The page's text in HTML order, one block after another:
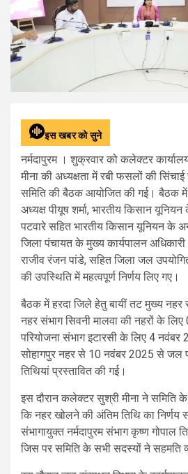
इस खबर को सुने
नर्मदापुरम । शुक्रवार को कलेक्टर
मीना की अध्यक्षता में रबी फसलों की
समिति की बैठक आयोजित की गई। बैठक
अध्यक्ष पीयूष शर्मा, भारतीय किसान
पटवारे सहित भारतीय किसान यूनियन के
जिला पंचायत के मुख्य कार्यपालन
राजीव रंजन पांडे, सहित जिला जल
की उपस्थिति में महत्वपूर्ण निर्णय लिए गए।
बैठक में हरदा जिले हेतु बायीं तट मुख्य
नहर संभाग सिवनी मालवा की नहरों के
परियोजना संभाग इटारसी के लिए 4 नवंबर
सोहागपुर नहर से 10 नवंबर 2025 से जल
तिथियां प्रस्‍तावित की गई।
इस दौरान कलेक्टर सुश्री मीना ने समिति
कि नहर खोलने की अंतिम तिथि का निर्णय
संभागायुक्त नर्मदापुरम संभाग कृष्ण गोपाल
जिस पर समिति के सभी सदस्यों ने सहमति